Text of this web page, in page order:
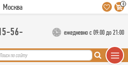
Москва 0
56-
ежедневно с 09:00 до 21:00